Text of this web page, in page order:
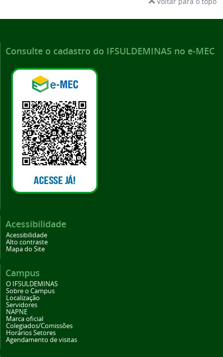
Consulte o cadastro do IFSULDEMINAS no e-MEC
Acessibilidade
Acessibilidade
Alto contraste
Mapa do Site
Campus
O IFSULDEMINAS
Sobre o Campus
Localização
Servidores
NAPNE
Marca oficial
Colegiados/Comissões
Horários Setores
Agendamento de visitas